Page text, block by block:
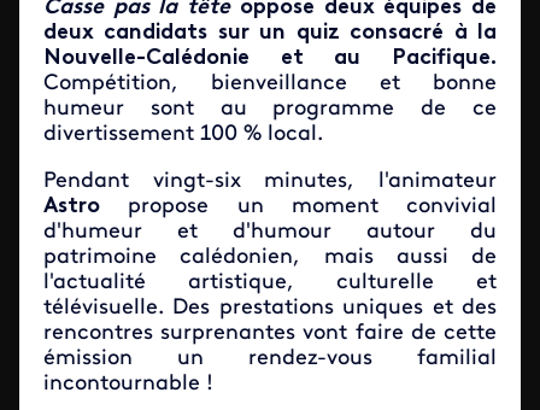
Casse pas la têteoppose deux équipes de
deux candidats sur un quiz consacré à la
Nouvelle-Calédonie et au Pacifique.
Compétition, bienveillance et bonne
humeur sont au programme de ce
divertissement 100 % local.
Pendant vingt-six minutes, l'animateur
Astro propose un moment convivial
d'humeur et d'humour autour du
patrimoine calédonien, mais aussi de
l'actualité artistique, culturelle et
télévisuelle. Des prestations uniques et des
rencontres surprenantes vont faire de cette
émission un rendez-vous familial
incontournable !